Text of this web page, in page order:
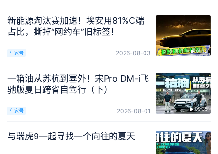
01:12
新能源淘汰赛加速！埃安用81%C端
占比，撕掉“网约车”旧标签！
2026-08-03
车家号
09:35
一箱油从苏杭到塞外！宋Pro DM-i飞
驰版夏日跨省自驾行（下）
2026-08-01
车家号
与瑞虎9一起寻找一个向往的夏天